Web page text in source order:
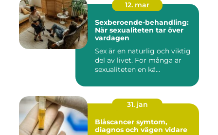
12. mar
Sexberoende-behandling:
När sexualiteten tar över
vardagen
Sex är en naturlig och viktig
del av livet. För många är
sexualiteten en kä...
31. jan
Blåscancer symtom,
diagnos och vägen vidare